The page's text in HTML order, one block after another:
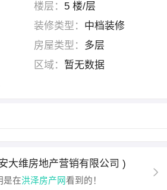
楼层： 5 楼/层
装修类型： 中档装修
房屋类型： 多层
区域： 暂无数据
大维房地产营销有限公司 )
是在洪泽房产网看到的！